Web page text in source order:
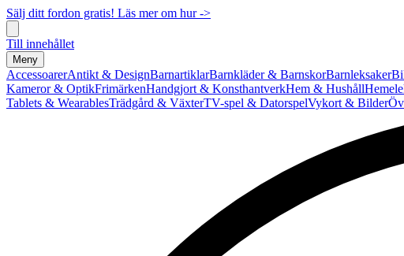
Sälj ditt fordon gratis! Läs mer om hur ->
Till innehållet
Meny
AccessoarerAntikt & DesignBarnartiklarBarnkläder & BarnskorBarnleksaker
Kameror & OptikFrimärkenHandgjort & KonsthantverkHem & Hushåll
Tablets & WearablesTrädgård & VäxterTV-spel & DatorspelVykort & Bilder